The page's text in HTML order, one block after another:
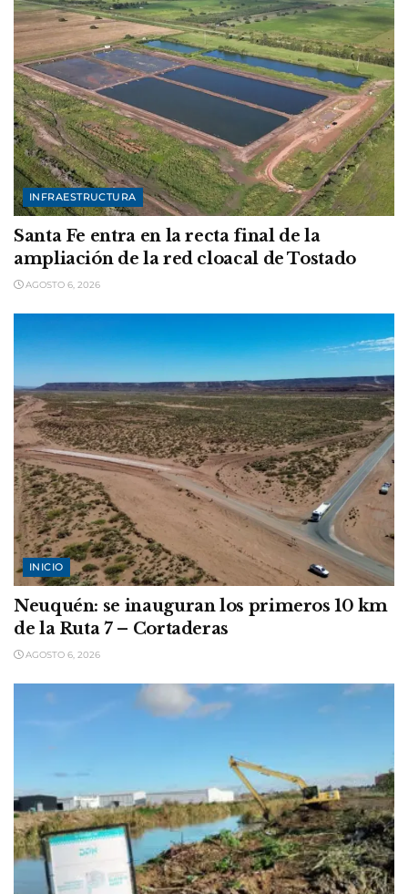
INFRAESTRUCTURA
Santa Fe entra en la recta final de la
ampliación de la red cloacal de Tostado
AGOSTO 6, 2026
INICIO
Neuquén: se inauguran los primeros 10 km
de la Ruta 7 – Cortaderas
AGOSTO 6, 2026